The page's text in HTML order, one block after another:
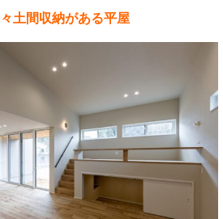
土間収納がある平屋